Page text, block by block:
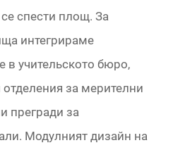
спести площ. За
интегрираме
в учительското бюро,
за мерителни
прегради за
Модулният дизайн на